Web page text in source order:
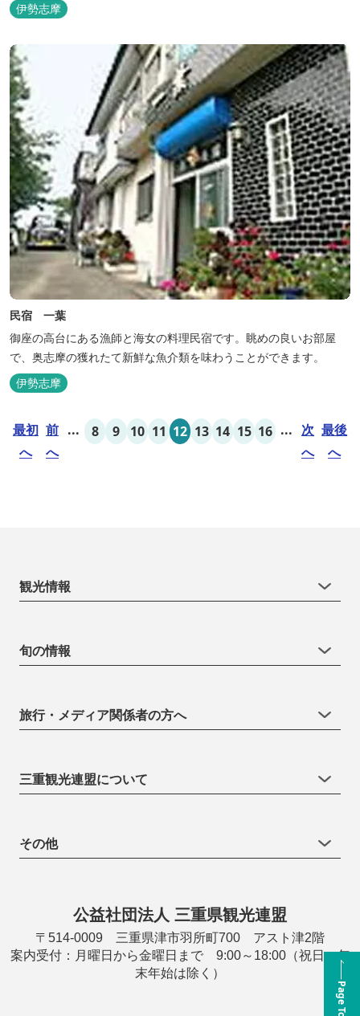
伊勢志摩
民宿 一葉
御座の高台にある漁師と海女の料理民宿です。眺めの良いお部屋
で、奥志摩の獲れたて新鮮な魚介類を味わうことができます。
伊勢志摩
最初
へ
前
へ
... 8 9 10 11 12 13 14 15 16 ... 次
へ
最後
へ
Page Top
観光情報
旬の情報
旅行・メディア関係者の方へ
三重観光連盟について
その他
公益社団法人 三重県観光連盟
〒514-0009 三重県津市羽所町700 アスト津2階
案内受付：月曜日から金曜日まで 9:00～18:00（祝日・年
末年始は除く）